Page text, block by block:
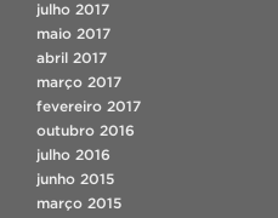
julho 2017
maio 2017
abril 2017
março 2017
fevereiro 2017
outubro 2016
julho 2016
junho 2015
março 2015